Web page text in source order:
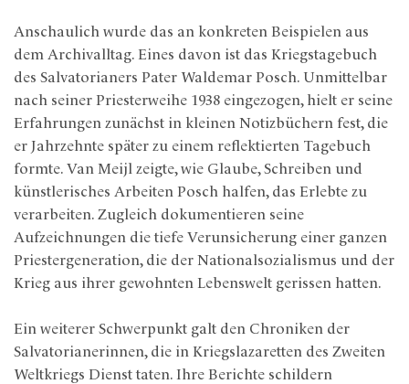
Anschaulich wurde das an konkreten Beispielen aus
dem Archivalltag. Eines davon ist das Kriegstagebuch
des Salvatorianers Pater Waldemar Posch. Unmittelbar
nach seiner Priesterweihe 1938 eingezogen, hielt er seine
Erfahrungen zunächst in kleinen Notizbüchern fest, die
er Jahrzehnte später zu einem reflektierten Tagebuch
formte. Van Meijl zeigte, wie Glaube, Schreiben und
künstlerisches Arbeiten Posch halfen, das Erlebte zu
verarbeiten. Zugleich dokumentieren seine
Aufzeichnungen die tiefe Verunsicherung einer ganzen
Priestergeneration, die der Nationalsozialismus und der
Krieg aus ihrer gewohnten Lebenswelt gerissen hatten.
Ein weiterer Schwerpunkt galt den Chroniken der
Salvatorianerinnen, die in Kriegslazaretten des Zweiten
Weltkriegs Dienst taten. Ihre Berichte schildern